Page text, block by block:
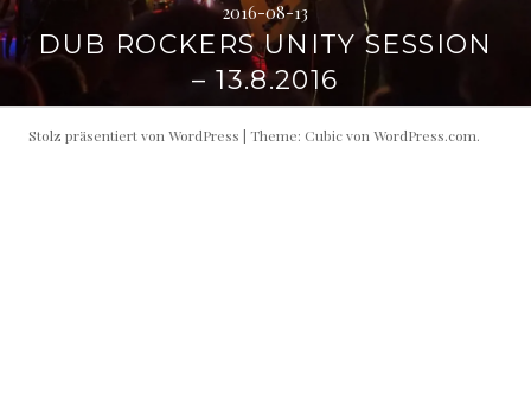
2016-08-13
DUB ROCKERS UNITY SESSION
– 13.8.2016
Stolz präsentiert von WordPress | Theme: Cubic von WordPress.com.